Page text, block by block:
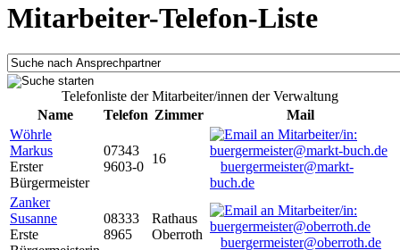
Mitarbeiter-Telefon-Liste
Telefonliste der Mitarbeiter/innen der Verwaltung
Name
Telefon Zimmer
Mail
Wöhrle
Markus
Erster
Bürgermeister
07343
9603-0
16
buergermeister@markt-
buch.de
Zanker
Susanne
Erste
08333
8965
Rathaus
Oberroth
buergermeister@oberroth.de